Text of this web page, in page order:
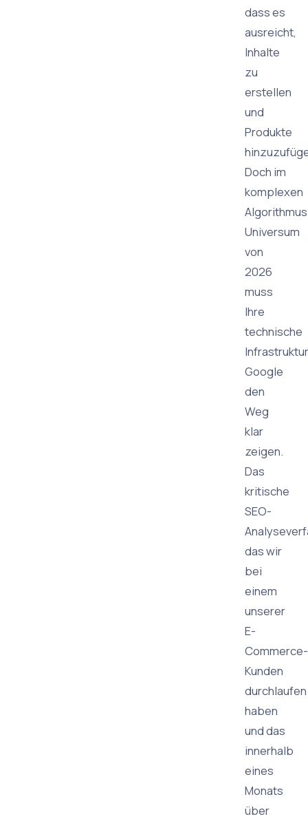
dass es
ausreicht,
Inhalte
zu
erstellen
und
Produkte
Doch im
komplexen
Universum
von
2026
muss
Ihre
technische
Infrastruktur
Google
den
Weg
klar
zeigen.
Das
kritische
SEO-
das wir
bei
einem
unserer
E-
Commerce-
Kunden
durchlaufen
haben
und das
innerhalb
eines
Monats
über